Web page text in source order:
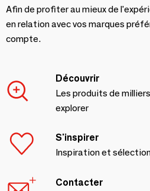
Afin de profiter au mieux de
en relation avec vos marques
compte.
Découvrir
Les produits de
explorer
S'inspirer
Inspiration et
Contacter